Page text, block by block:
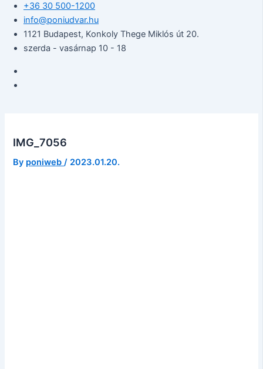
+36 30 500-1200​
info@poniudvar.hu
1121 Budapest, Konkoly Thege Miklós út 20.
szerda - vasárnap 10 - 18
IMG_7056
By poniweb/ 2023.01.20.